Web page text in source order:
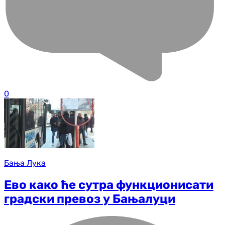
0
Бања Лука
Ево како ће сутра функционисати
градски превоз у Бањалуци